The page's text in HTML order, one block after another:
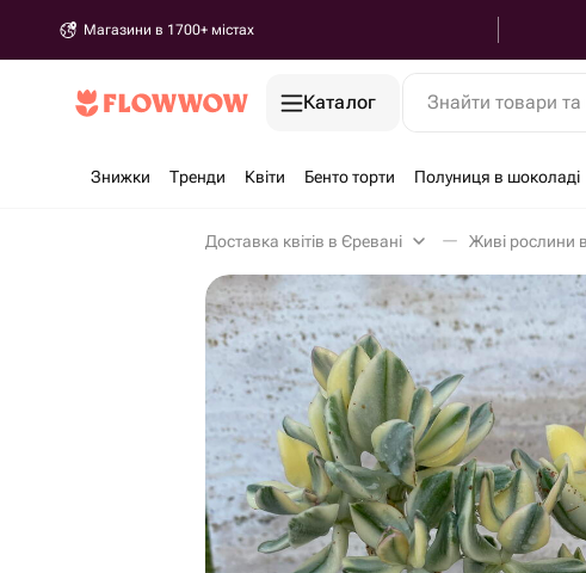
Магазини в 1700+ містах
Каталог Знайти товари
Знижки Тренди Квіти Бенто торти Полуниця в шоколаді
Доставка квітів в Єревані Живі рослини